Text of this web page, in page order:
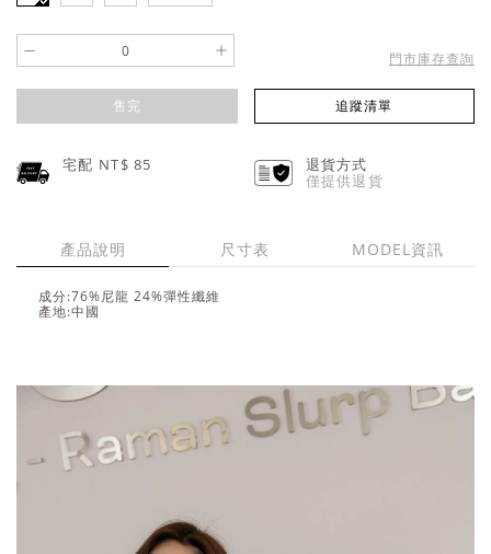
- + 門市庫存查詢
售完 追蹤清單
宅配 NT$85
退貨方式
僅提供退貨
產品說明 尺寸表 MODEL資訊
成分:76%尼龍 24%彈性纖維
產地:中國